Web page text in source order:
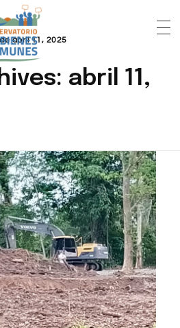
abril 11, 2025
abril 11,